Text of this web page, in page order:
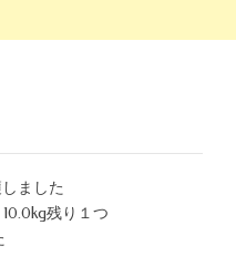
ました
残り１つ